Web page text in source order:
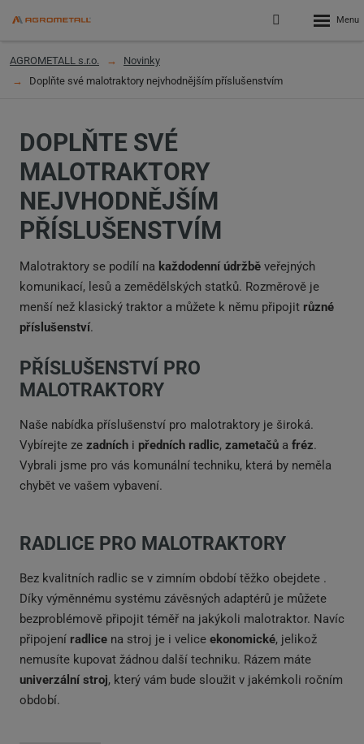
Přihlášení
do
zóny
menu
AGROMETALL s.r.o.
Novinky
Doplňte své malotraktory nejvhodnějším příslušenstvím
DOPLŇTE SVÉ
MALOTRAKTORY
NEJVHODNĚJŠÍM
PŘÍSLUŠENSTVÍM
Malotraktory se podílí na každodenní údržbě veřejných
komunikací, lesů a zemědělských statků. Rozměrově je
menší než klasický traktor a můžete k němu připojit různé
příslušenství.
PŘÍSLUŠENSTVÍ PRO
MALOTRAKTORY
Naše nabídka příslušenství pro malotraktory je široká.
Vybírejte ze zadních i předních radlic, zametačů a fréz.
Vybrali jsme pro vás komunální techniku, která by neměla
chybět ve vašem vybavení.
RADLICE PRO MALOTRAKTORY
Bez kvalitních radlic se v zimním období těžko obejdete .
Díky výměnnému systému závěsných adaptérů je můžete
bezproblémově připojit téměř na jakýkoli malotraktor. Navíc
připojení radlice na stroj je i velice ekonomické, jelikož
nemusíte kupovat žádnou další techniku. Rázem máte
univerzální stroj, který vám bude sloužit v jakémkoli ročním
období.